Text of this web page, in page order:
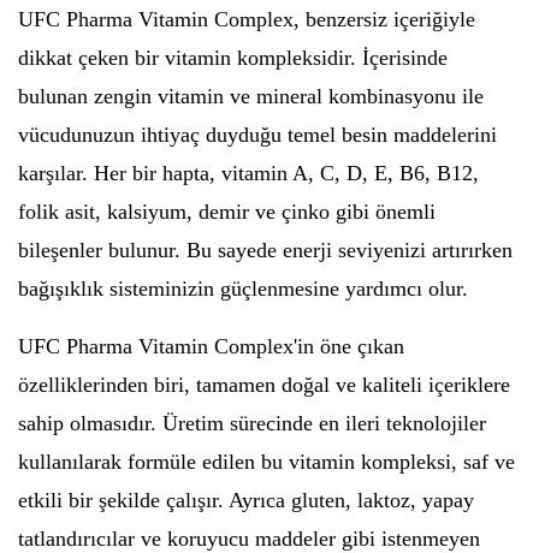
UFC Pharma Vitamin Complex, benzersiz içeriğiyle
dikkat çeken bir vitamin kompleksidir. İçerisinde
bulunan zengin vitamin ve mineral kombinasyonu ile
vücudunuzun ihtiyaç duyduğu temel besin maddelerini
karşılar. Her bir hapta, vitamin A, C, D, E, B6, B12,
folik asit, kalsiyum, demir ve çinko gibi önemli
bileşenler bulunur. Bu sayede enerji seviyenizi artırırken
bağışıklık sisteminizin güçlenmesine yardımcı olur.
UFC Pharma Vitamin Complex'in öne çıkan
özelliklerinden biri, tamamen doğal ve kaliteli içeriklere
sahip olmasıdır. Üretim sürecinde en ileri teknolojiler
kullanılarak formüle edilen bu vitamin kompleksi, saf ve
etkili bir şekilde çalışır. Ayrıca gluten, laktoz, yapay
tatlandırıcılar ve koruyucu maddeler gibi istenmeyen